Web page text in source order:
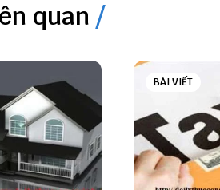
quan
BÀI VIẾT